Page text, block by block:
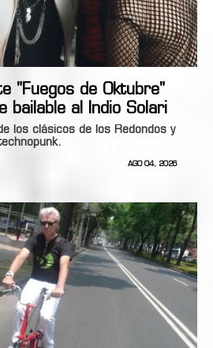
"Fuegos de Oktubre"
bailable al Indio Solari
los clásicos de los Redondos y
AGO 04, 2026